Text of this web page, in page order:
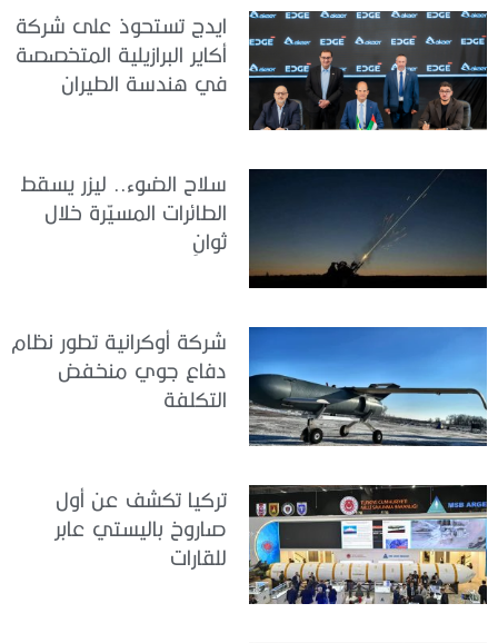
ايدج تستحوذ على شركة
أكاير البرازيلية المتخصصة
في هندسة الطيران
سلاح الضوء.. ليزر يسقط
الطائرات المسيّرة خلال
ثوانٍ
شركة أوكرانية تطور نظام
دفاع جوي منخفض
التكلفة
تركيا تكشف عن أول
صاروخ باليستي عابر
للقارات